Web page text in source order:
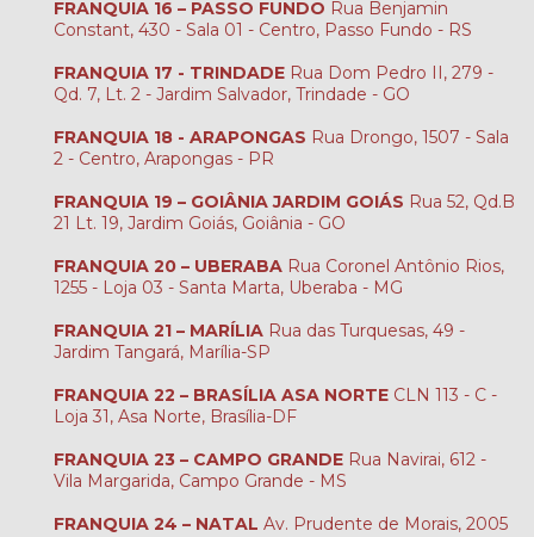
FRANQUIA 16 – PASSO FUNDO Rua Benjamin
Constant, 430 - Sala 01 - Centro, Passo Fundo - RS
FRANQUIA 17 - TRINDADE Rua Dom Pedro II, 279 -
Qd. 7, Lt. 2 - Jardim Salvador, Trindade - GO
FRANQUIA 18 - ARAPONGAS Rua Drongo, 1507 - Sala
2 - Centro, Arapongas - PR
FRANQUIA 19 – GOIÂNIA JARDIM GOIÁS Rua 52, Qd.B
21 Lt. 19, Jardim Goiás, Goiânia - GO
FRANQUIA 20 – UBERABA Rua Coronel Antônio Rios,
1255 - Loja 03 - Santa Marta, Uberaba - MG
FRANQUIA 21 – MARÍLIA Rua das Turquesas, 49 -
Jardim Tangará, Marília-SP
FRANQUIA 22 – BRASÍLIA ASA NORTE CLN 113 - C -
Loja 31, Asa Norte, Brasília-DF
FRANQUIA 23 – CAMPO GRANDE Rua Navirai, 612 -
Vila Margarida, Campo Grande - MS
FRANQUIA 24 – NATAL Av. Prudente de Morais, 2005